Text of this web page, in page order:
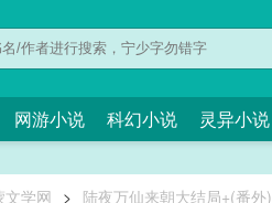
网游小说 科幻小说 灵异小说
文学网 > 陆夜万仙来朝大结局+(番外)